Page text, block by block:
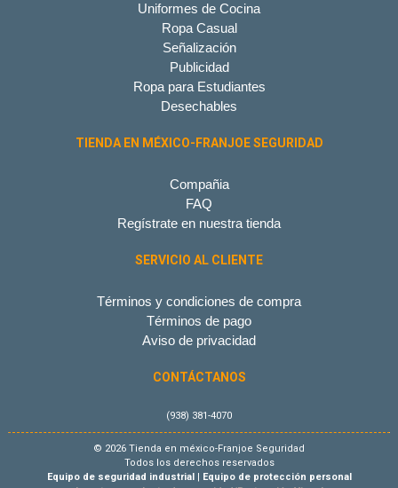
Uniformes de Cocina
Ropa Casual
Señalización
Publicidad
Ropa para Estudiantes
Desechables
TIENDA EN MÉXICO-FRANJOE SEGURIDAD
Compañia
FAQ
Regístrate en nuestra tienda
SERVICIO AL CLIENTE
Términos y condiciones de compra
Términos de pago
Aviso de privacidad
CONTÁCTANOS
(938) 381-4070
© 2026 Tienda en méxico-Franjoe Seguridad
Todos los derechos reservados
Equipo de seguridad industrial
Equipo de protección personal